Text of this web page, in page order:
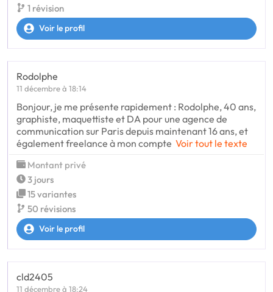
1 révision
Voir le profil
Rodolphe
11 décembre à 18:14
Bonjour, je me présente rapidement : Rodolphe, 40 ans,
graphiste, maquettiste et DA pour une agence de
communication sur Paris depuis maintenant 16 ans, et
également freelance à mon compte Voir tout le texte
Montant privé
3 jours
15 variantes
50 révisions
Voir le profil
cld2405
11 décembre à 18:24